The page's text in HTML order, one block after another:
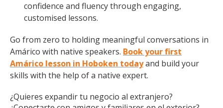
confidence and fluency through engaging,
customised lessons.
Go from zero to holding meaningful conversations in
Amárico with native speakers. Book your first
Amárico lesson in Hoboken todayand build your
skills with the help of a native expert.
¿Quieres expandir tu negocio al extranjero?